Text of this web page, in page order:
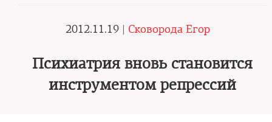
2012.11.19 | Сковорода Егор
Психиатрия вновь становится
инструментом репрессий